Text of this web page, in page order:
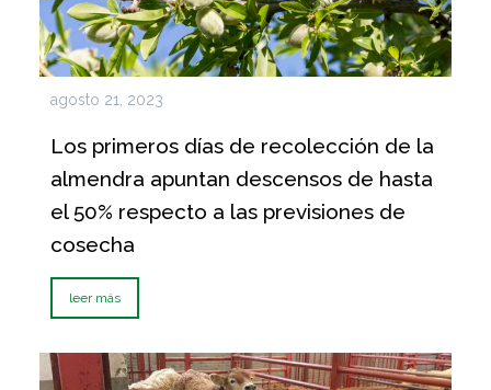
agosto 21, 2023
Los primeros días de recolección de la
almendra apuntan descensos de hasta
el 50% respecto a las previsiones de
cosecha
leer más